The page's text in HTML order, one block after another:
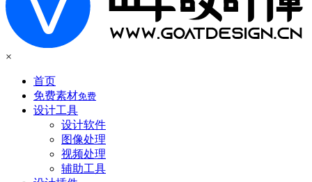
×
首页
免费素材免费
设计工具
设计软件
图像处理
视频处理
辅助工具